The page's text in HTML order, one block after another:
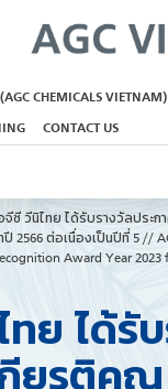
CHEMICALS VIETNAM)
CONTACT US
จีซี วีนิไทย ได้รับรางวัลประ
2566 ต่อเนื่องเป็นปีที่ 5 //
Award Year 2023
ทย ได้รั
กียรติคุณ